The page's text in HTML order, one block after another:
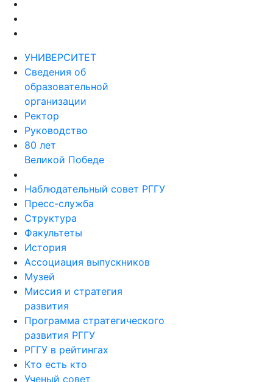
УНИВЕРСИТЕТ
Сведения об
образовательной
организации
Ректор
Руководство
80 лет
Великой Победе
Наблюдательный совет РГГУ
Пресс-служба
Структура
Факультеты
История
Ассоциация выпускников
Музей
Миссия и стратегия
развития
Программа стратегического
развития РГГУ
РГГУ в рейтингах
Кто есть кто
Ученый совет